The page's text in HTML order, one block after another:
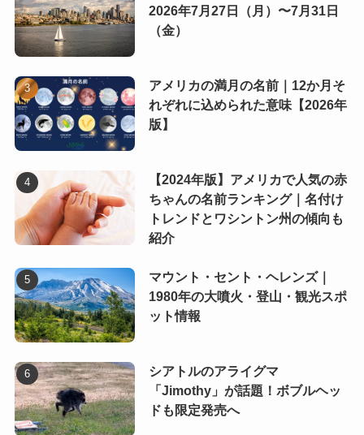
2026年7月27日（月）〜7月31日
（金）
アメリカの満月の名前｜12か月そ
れぞれに込められた意味【2026年
版】
【2024年版】アメリカで人気の赤
ちゃんの名前ランキング｜名付け
トレンドとワシントン州の傾向も
紹介
マウント・セント・ヘレンズ｜
1980年の大噴火・登山・観光スポ
ット情報
シアトルのアライグマ
「Jimothy」が話題！ボブルヘッ
ドも限定発売へ